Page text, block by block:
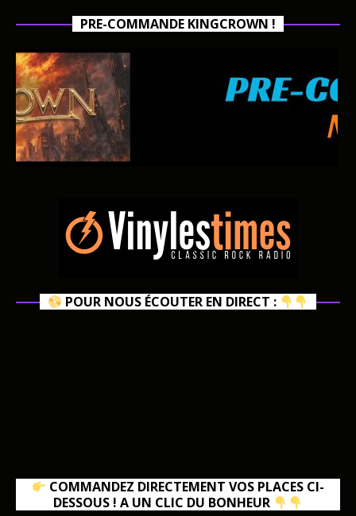
PRE-COMMANDE KINGCROWN !
POUR NOUS ÉCOUTER EN DIRECT :
COMMANDEZ DIRECTEMENT VOS PLACES CI-
DESSOUS ! A UN CLIC DU BONHEUR